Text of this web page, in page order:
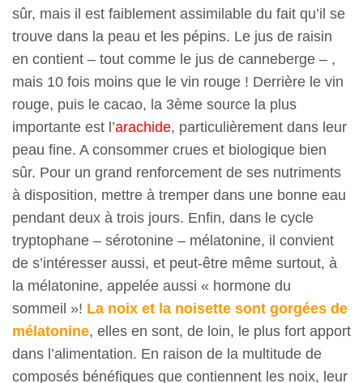
sûr, mais il est faiblement assimilable du fait qu’il se
trouve dans la peau et les pépins. Le jus de raisin
en contient – tout comme le jus de canneberge – ,
mais 10 fois moins que le vin rouge ! Derrière le vin
rouge, puis le cacao, la 3ème source la plus
importante est l’arachide, particulièrement dans leur
peau fine. A consommer crues et biologique bien
sûr. Pour un grand renforcement de ses nutriments
à disposition, mettre à tremper dans une bonne eau
pendant deux à trois jours. Enfin, dans le cycle
tryptophane – sérotonine – mélatonine, il convient
de s’intéresser aussi, et peut-être même surtout, à
la mélatonine, appelée aussi « hormone du
sommeil »! La noix et la noisette sont gorgées de
mélatonine, elles en sont, de loin, le plus fort apport
dans l’alimentation. En raison de la multitude de
composés bénéfiques que contiennent les noix, leur